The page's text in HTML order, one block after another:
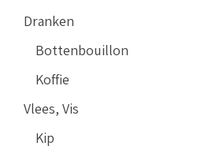
Dranken
Bottenbouillon
Koffie
Vlees, Vis
Kip